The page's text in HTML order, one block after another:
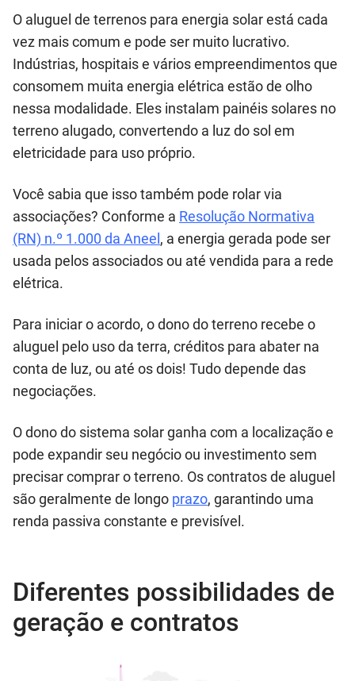
O aluguel de terrenos para energia solar está cada
vez mais comum e pode ser muito lucrativo.
Indústrias, hospitais e vários empreendimentos que
consomem muita energia elétrica estão de olho
nessa modalidade. Eles instalam painéis solares no
terreno alugado, convertendo a luz do sol em
eletricidade para uso próprio.
Você sabia que isso também pode rolar via
associações? Conforme a Resolução Normativa
(RN) n.º 1.000 da Aneel , a energia gerada pode ser
usada pelos associados ou até vendida para a rede
elétrica.
Para iniciar o acordo, o dono do terreno recebe o
aluguel pelo uso da terra, créditos para abater na
conta de luz, ou até os dois! Tudo depende das
negociações.
O dono do sistema solar ganha com a localização e
pode expandir seu negócio ou investimento sem
precisar comprar o terreno. Os contratos de aluguel
são geralmente de longo prazo, garantindo uma
renda passiva constante e previsível.
Diferentes possibilidades de
geração e contratos